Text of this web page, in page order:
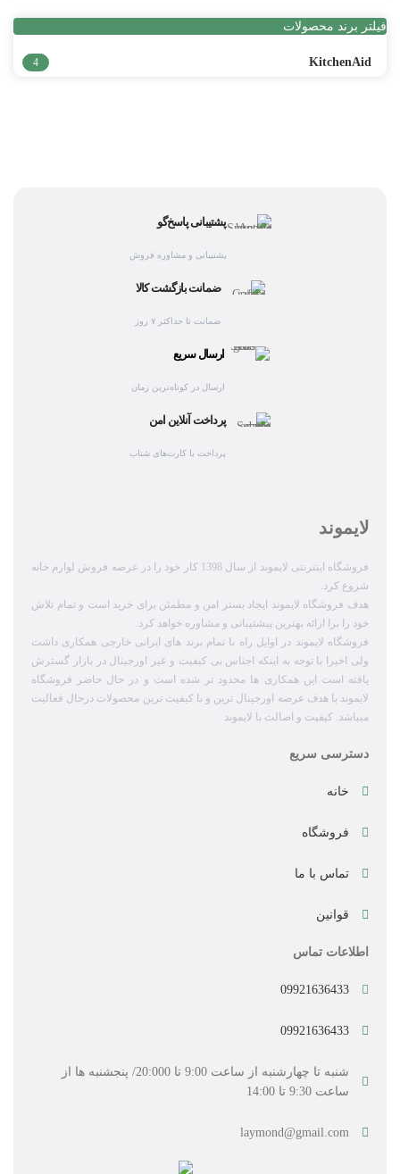
فیلتر برند محصولات
KitchenAid
4
پرداخت آنلاین امن
پرداخت با کارت‌های شتاب
ارسال سریع
ارسال در کوتاه‌ترین زمان
ضمانت بازگشت کالا
ضمانت تا حداکثر ۷ روز
پشتیبانی پاسخ‌گو
پشتیبانی و مشاوره فروش
لایموند
فروشگاه اینترنتی لایموند از سال 1398 کار خود را در عرصه فروش لوازم خانه
شروع کرد.
هدف فروشگاه لایموند ایجاد بستر امن و مطمئن برای خرید است و تمام تلاش
خود را برا ارائه بهترین پیشتیبانی و مشاوره خواهد کرد.
فروشگاه لایموند در اوایل راه با تمام برند های ایرانی خارجی همکاری داشت
ولی اخیرا با توجه به اینکه اجناس بی کیفیت و غیر اورجینال در بازار گسترش
یافته است این همکاری ها محدود تر شده است و در حال حاضر فروشگاه
لایموند با هدف عرضه اورجینال ترین و با کیفیت ترین محصولات درحال فعالیت
میباشد. کیفیت و اصالت با لایموند
دسترسی سریع
خانه
فروشگاه
تماس با ما
قوانین
اطلاعات تماس
09921636433
09921636433
شنبه تا چهارشنبه از ساعت 9:00 تا 20:000/ پنجشنبه ها از
ساعت 9:30 تا 14:00
laymond@gmail.com